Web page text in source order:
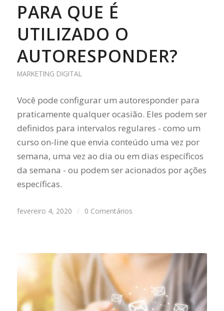
PARA QUE É
UTILIZADO O
AUTORESPONDER?
MARKETING DIGITAL
Você pode configurar um autoresponder para
praticamente qualquer ocasião. Eles podem ser
definidos para intervalos regulares - como um
curso on-line que envia conteúdo uma vez por
semana, uma vez ao dia ou em dias específicos
da semana - ou podem ser acionados por ações
específicas.
fevereiro 4, 2020 / 0 Comentários